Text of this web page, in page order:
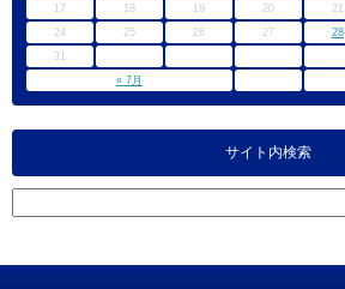
17
18 19 20 21
24
25 26 27 28
31
« 7月
サイト内検索